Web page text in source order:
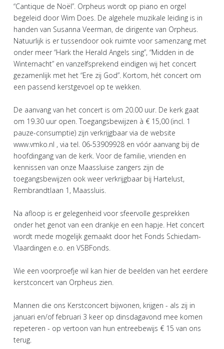
“Cantique de Noël”. Orpheus wordt op piano en orgel
begeleid door Wim Does. De algehele muzikale leiding is in
handen van Susanna Veerman, de dirigente van Orpheus.
Natuurlijk is er tussendoor ook ruimte voor samenzang met
onder meer “Hark the Herald Angels sing”, “Midden in de
Winternacht” en vanzelfsprekend eindigen wij het concert
gezamenlijk met het “Ere zij God”. Kortom, hét concert om
een passend kerstgevoel op te wekken.
De aanvang van het concert is om 20.00 uur. De kerk gaat
om 19.30 uur open. Toegangsbewijzen à € 15,00 (incl. 1
pauze-consumptie) zijn verkrijgbaar via de website
www.vmko.nl , via tel. 06-53909928 en vóór aanvang bij de
hoofdingang van de kerk. Voor de familie, vrienden en
kennissen van onze Maassluise zangers zijn de
toegangsbewijzen ook weer verkrijgbaar bij Hartelust,
Rembrandtlaan 1, Maassluis.
Na afloop is er gelegenheid voor sfeervolle gesprekken
onder het genot van een drankje en een hapje. Het concert
wordt mede mogelijk gemaakt door het Fonds Schiedam-
Vlaardingen e.o. en VSBFonds.
Wie een voorproefje wil kan hier de beelden van het eerdere
kerstconcert van Orpheus zien.
Mannen die ons Kerstconcert bijwonen, krijgen - als zij in
januari en/of februari 3 keer op dinsdagavond mee komen
repeteren - op vertoon van hun entreebewijs € 15 van ons
terug.